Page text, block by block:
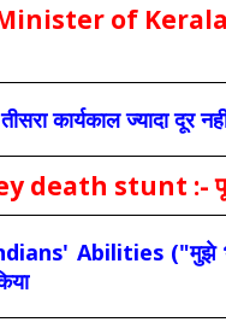
of Kerala
कार्यकाल ज्यादा
stunt :- पूनम
Abilities ("मुझे